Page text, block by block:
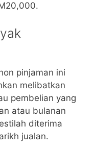
pinjaman ini
melibatkan
pembelian yang
atau bulanan
diterima
jualan.